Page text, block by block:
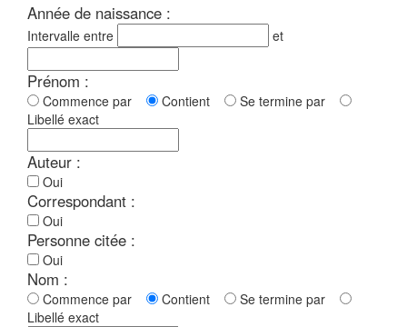
Année de naissance :
Intervalle entre et
Prénom :
Commence par Contient
Se termine par
Libellé exact
Auteur :
Oui
Correspondant :
Oui
Personne citée :
Oui
Nom :
Commence par Contient
Se termine par
Libellé exact